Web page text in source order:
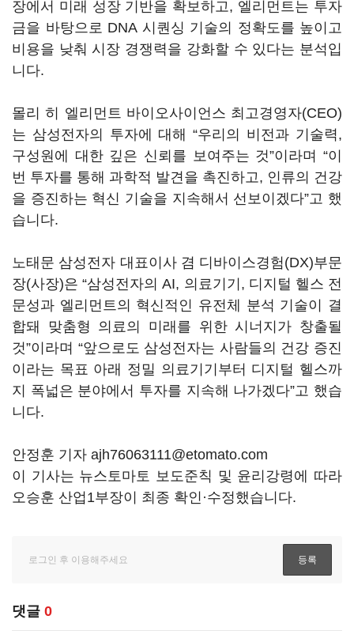
장에서 미래 성장 기반을 확보하고, 엘리먼트는 투자
금을 바탕으로 DNA 시퀀싱 기술의 정확도를 높이고
비용을 낮춰 시장 경쟁력을 강화할 수 있다는 분석입
니다.
몰리 히 엘리먼트 바이오사이언스 최고경영자(CEO)
는 삼성전자의 투자에 대해 “우리의 비전과 기술력,
구성원에 대한 깊은 신뢰를 보여주는 것”이라며 “이
번 투자를 통해 과학적 발견을 촉진하고, 인류의 건강
을 증진하는 혁신 기술을 지속해서 선보이겠다”고 했
습니다.
노태문 삼성전자 대표이사 겸 디바이스경험(DX)부문
장(사장)은 “삼성전자의 AI, 의료기기, 디지털 헬스 전
문성과 엘리먼트의 혁신적인 유전체 분석 기술이 결
합돼 맞춤형 의료의 미래를 위한 시너지가 창출될
것”이라며 “앞으로도 삼성전자는 사람들의 건강 증진
이라는 목표 아래 정밀 의료기기부터 디지털 헬스까
지 폭넓은 분야에서 투자를 지속해 나가겠다”고 했습
니다.
안정훈 기자 ajh76063111@etomato.com
이 기사는 뉴스토마토 보도준칙 및 윤리강령에 따라
오승훈 산업1부장이 최종 확인·수정했습니다.
댓글 0